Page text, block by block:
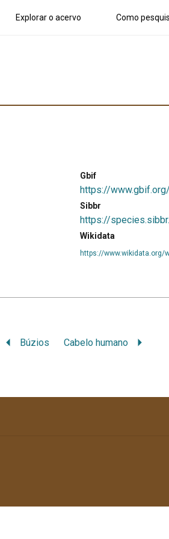
Explorar o acervo Como
Gbif
https://
Sibbr
https://
Wikidata
https://www.wikidata.org/
Búzios Cabelo humano